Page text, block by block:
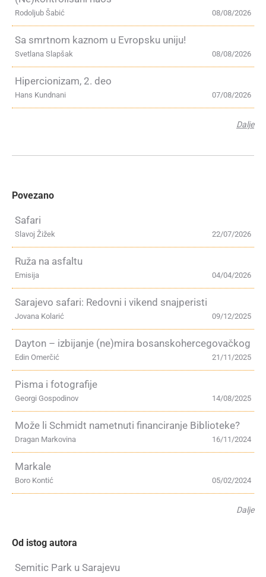
08/08/2026
Rodoljub Šabić
Sa smrtnom kaznom u Evropsku uniju!
08/08/2026
Svetlana Slapšak
Hipercionizam, 2. deo
07/08/2026
Hans Kundnani
Dalje
Povezano
Safari
22/07/2026
Slavoj Žižek
Ruža na asfaltu
04/04/2026
Emisija
Sarajevo safari: Redovni i vikend snajperisti
09/12/2025
Jovana Kolarić
Dayton – izbijanje (ne)mira bosanskohercegovačkog
21/11/2025
Edin Omerčić
Pisma i fotografije
14/08/2025
Georgi Gospodinov
Može li Schmidt nametnuti financiranje Biblioteke?
16/11/2024
Dragan Markovina
Markale
05/02/2024
Boro Kontić
Dalje
Od istog autora
Semitic Park u Sarajevu